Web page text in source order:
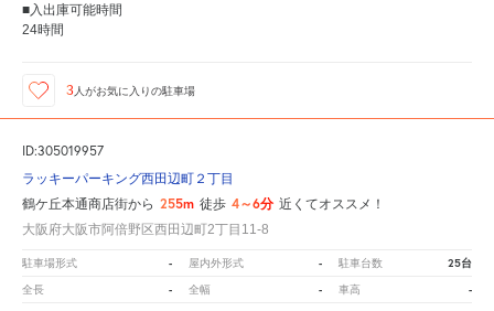
■入出庫可能時間
24時間
3人がお気に入りの駐車場
ID:305019957
ラッキーパーキング西田辺町２丁目
鶴ケ丘本通商店街から 255m 徒歩 4～6分 近くてオススメ！
大阪府大阪市阿倍野区西田辺町2丁目11-8
駐車場形式 - 屋内外形式 - 駐車台数 25台
全長 - 全幅 - 車高 -